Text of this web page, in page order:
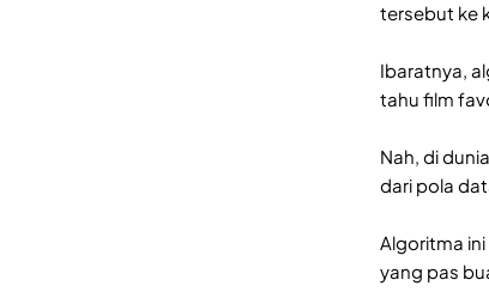
tersebut ke
Ibaratnya,
tahu film
Nah, di dunia
dari pola
Algoritma
yang pas